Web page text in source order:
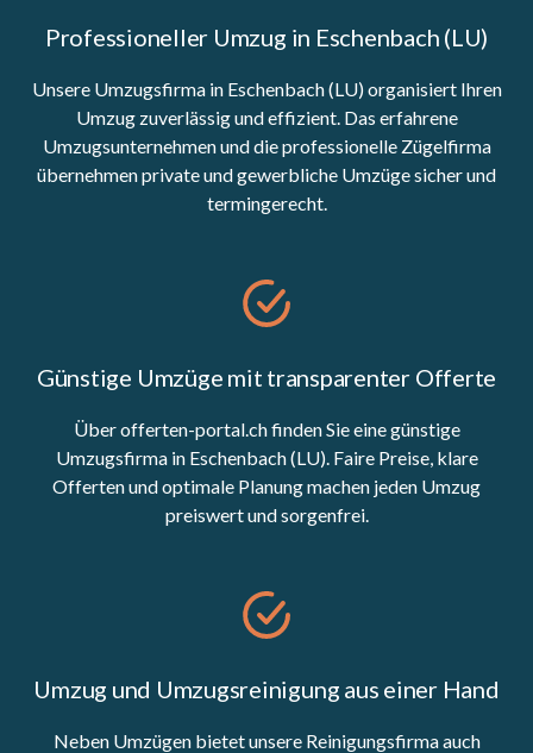
Professioneller Umzug in Eschenbach (LU)
Unsere Umzugsfirma in Eschenbach (LU) organisiert Ihren
Umzug zuverlässig und effizient. Das erfahrene
Umzugsunternehmen und die professionelle Zügelfirma
übernehmen private und gewerbliche Umzüge sicher und
termingerecht.
Günstige Umzüge mit transparenter Offerte
Über offerten-portal.ch finden Sie eine günstige
Umzugsfirma in Eschenbach (LU). Faire Preise, klare
Offerten und optimale Planung machen jeden Umzug
preiswert und sorgenfrei.
Umzug und Umzugsreinigung aus einer Hand
Neben Umzügen bietet unsere Reinigungsfirma auch